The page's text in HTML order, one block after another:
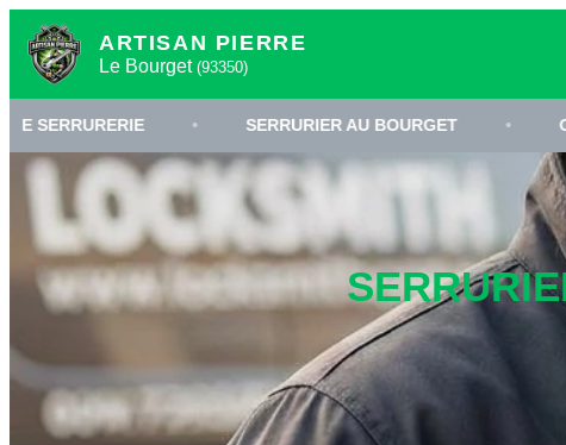
ARTISAN PIERRE
Le Bourget (93350)
• SERRURIER AU BOURGET • OUVERTURE